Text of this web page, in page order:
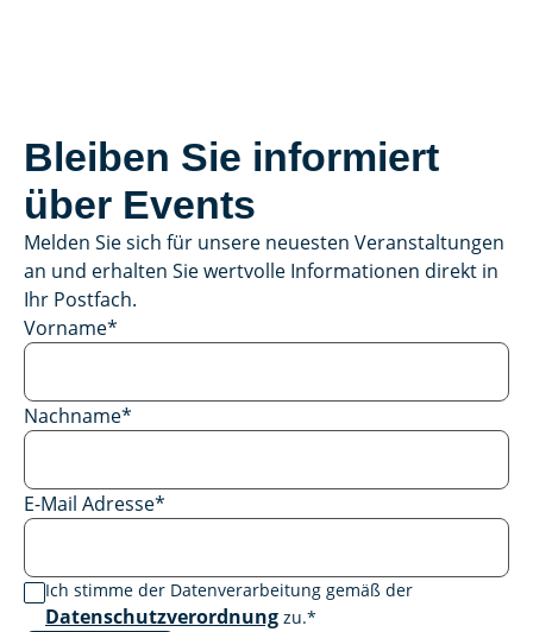
Bleiben Sie informiert
über Events
Melden Sie sich für unsere neuesten Veranstaltungen
an und erhalten Sie wertvolle Informationen direkt in
Ihr Postfach.
Vorname*
Nachname*
E-Mail Adresse*
Ich stimme der Datenverarbeitung gemäß der
Datenschutzverordnung zu.*